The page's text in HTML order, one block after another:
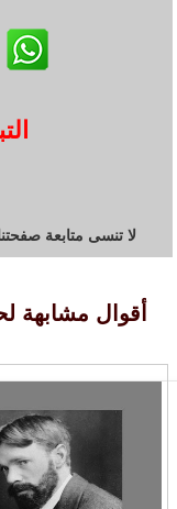
لا تنسى متابعة
أقوال مشابهة